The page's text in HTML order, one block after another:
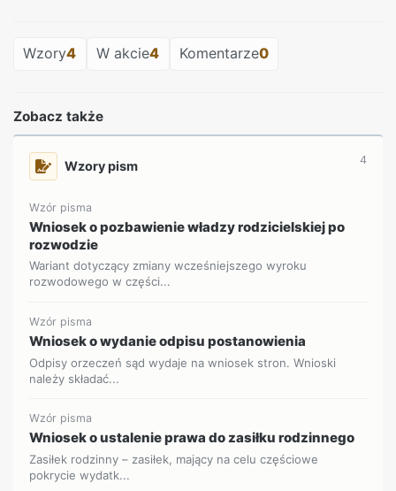
Wzory4 W akcie4 Komentarze0
Zobacz także
Wzory pism 4
Wzór pisma
Wniosek o pozbawienie władzy rodzicielskiej po
rozwodzie
Wariant dotyczący zmiany wcześniejszego wyroku
rozwodowego w części...
Wzór pisma
Wniosek o wydanie odpisu postanowienia
Odpisy orzeczeń sąd wydaje na wniosek stron. Wnioski
należy składać...
Wzór pisma
Wniosek o ustalenie prawa do zasiłku rodzinnego
Zasiłek rodzinny – zasiłek, mający na celu częściowe
pokrycie wydatk...